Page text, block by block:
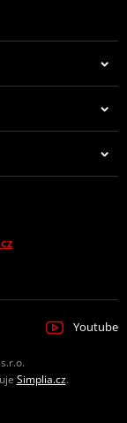
Youtube
Simplia.cz.